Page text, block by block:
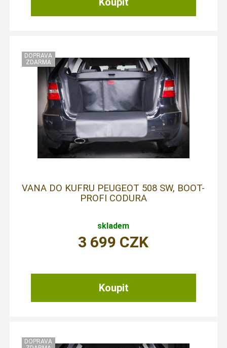
VANA DO KUFRU PEUGEOT 508 SW, BOOT-
PROFI CODURA
skladem
3 699 CZK